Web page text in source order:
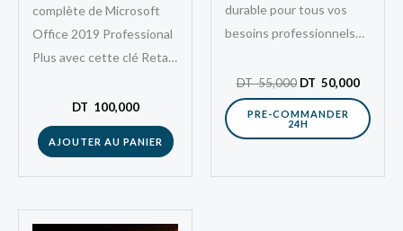
complète de Microsoft
Office 2019 Professional
Plus avec cette clé Retail
activez facilement la suite
bureautique la plus
utilisée…
DT 100,000
AJOUTER AU PANIER
durable pour tous vos
besoins professionnels
bureautique
professionnelle avec
Microsoft Office 2016
version…
DT55,000 DT 50,000
PRE-COMMANDER
24H